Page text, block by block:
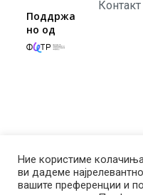
Поддржа
но од
Контакт
Ние користиме
ви дадеме
вашите преференции и